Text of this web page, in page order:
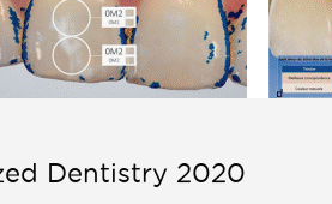
Dentistry 2020